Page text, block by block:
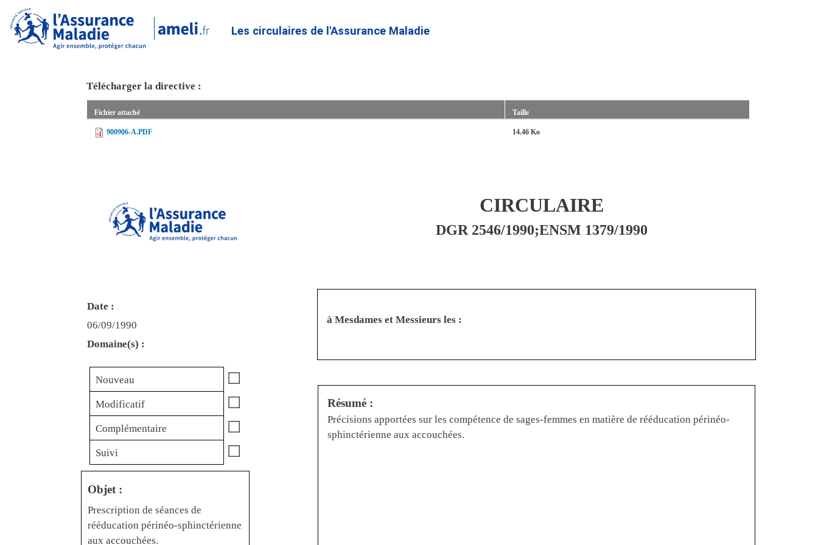
au
contenu
Les circulaires de l'Assurance Maladie
Télécharger la directive :
Fichier attaché Taille
900906-A.PDF 14.46 Ko
CIRCULAIRE
DGR 2546/1990;ENSM 1379/1990
Date :
06/09/1990
Domaine(s) :
à Mesdames et Messieurs les :
Nouveau ☐
Modificatif ☐
Complémentaire ☐
Suivi ☐
Objet :
Prescription de séances de
rééducation périnéo-sphinctérienne
aux accouchées.
Résumé :
Précisions apportées sur les compétence de sages-femmes en matière de rééducation périnéo-
sphinctérienne aux accouchées.